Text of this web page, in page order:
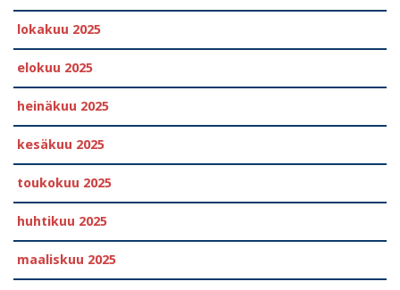
lokakuu 2025
elokuu 2025
heinäkuu 2025
kesäkuu 2025
toukokuu 2025
huhtikuu 2025
maaliskuu 2025